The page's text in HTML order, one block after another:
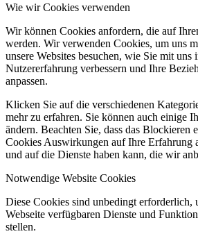
Wie wir Cookies verwenden
Wir können Cookies anfordern, die auf
werden. Wir verwenden Cookies, um uns
unsere Websites besuchen, wie Sie mit uns
Nutzererfahrung verbessern und Ihre
anpassen.
Klicken Sie auf die verschiedenen
mehr zu erfahren. Sie können auch einige
ändern. Beachten Sie, dass das Blockieren
Cookies Auswirkungen auf Ihre Erfahrung
und auf die Dienste haben kann, die wir
Notwendige Website Cookies
Diese Cookies sind unbedingt erforderlich,
Webseite verfügbaren Dienste und
stellen.